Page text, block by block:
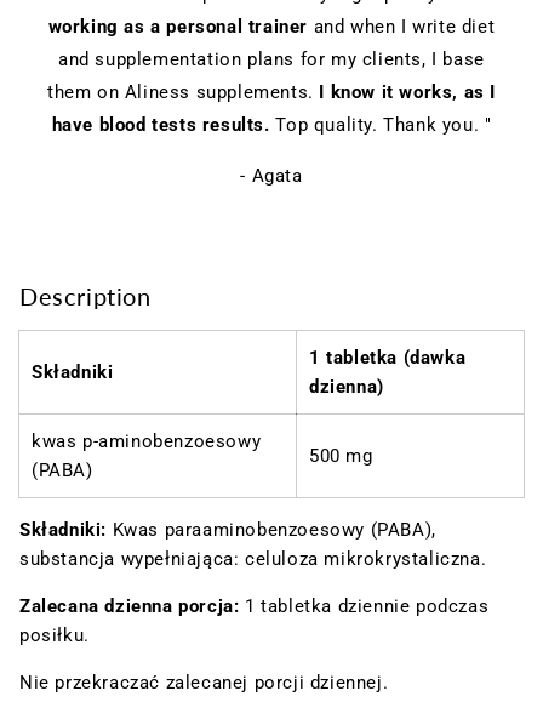
working as a personal trainer and when I write diet
and supplementation plans for my clients, I base
them on Aliness supplements. I know it works, as I
have blood tests results. Top quality. Thank you. "
- Agata
Description
Składniki
1 tabletka (dawka
dzienna)
kwas p-aminobenzoesowy
(PABA)
500 mg
Składniki: Kwas paraaminobenzoesowy (PABA),
substancja wypełniająca: celuloza mikrokrystaliczna.
Zalecana dzienna porcja: 1 tabletka dziennie podczas
posiłku.
Nie przekraczać zalecanej porcji dziennej.